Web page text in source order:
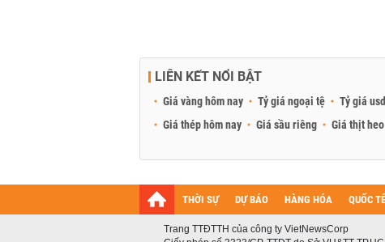
LIÊN KẾT NỔI BẬT
Giá vàng hôm nay Tỷ giá ngoại tệ Tỷ giá usd
Giá thép hôm nay
Giá sầu riêng Giá thịt heo
THỜI SỰ DỰ BÁO HÀNG HÓA QUỐC TẾ
Trang TTĐTTH của công ty VietNewsCorp